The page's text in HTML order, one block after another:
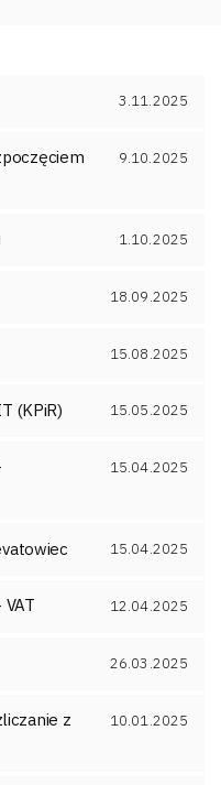
3.11.2025
9.10.2025
1.10.2025
18.09.2025
15.08.2025
(KPiR) 15.05.2025
15.04.2025
15.04.2025
VAT 12.04.2025
26.03.2025
z
10.01.2025